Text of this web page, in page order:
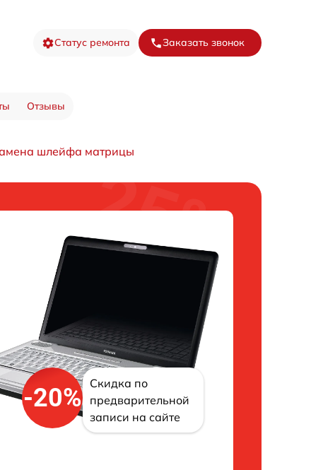
Статус ремонта Заказать звонок
Отзывы
шлейфа матрицы
-20%
Скидка по
предварительной
записи на сайте